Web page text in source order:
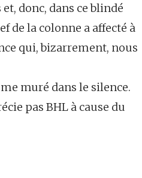
donc, dans ce blindé
de la colonne a affecté à
qui, bizarrement, nous
muré dans le silence.
pas BHL à cause du